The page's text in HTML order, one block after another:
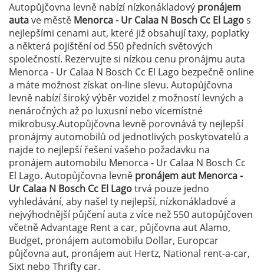
Autopůjčovna levně nabízí nízkonákladový pronájem
autave městě Menorca - Ur Calaa N Bosch Cc El Lagos
nejlepšími cenami aut, které již obsahují taxy, poplatky
a některá pojištění od 550 předních světových
společností. Rezervujte si nízkou cenu pronájmu auta
Menorca - Ur Calaa N Bosch Cc El Lago bezpečně online
a máte možnost získat on-line slevu. Autopůjčovna
levně nabízí široký výběr vozidel z možností levných a
nenáročných až po luxusní nebo vícemístné
mikrobusy.Autopůjčovna levně porovnává ty nejlepší
pronájmy automobilů od jednotlivých poskytovatelů a
najde to nejlepší řešení vašeho požadavku na
pronájem automobilu Menorca - Ur Calaa N Bosch Cc
El Lago. Autopůjčovna levně pronájem aut Menorca -
Ur Calaa N Bosch Cc El Lagotrvá pouze jedno
vyhledávání, aby našel ty nejlepší, nízkonákladové a
nejvýhodnější půjčení auta z více než 550 autopůjčoven
včetně Advantage Rent a car, půjčovna aut Alamo,
Budget, pronájem automobilu Dollar, Europcar
půjčovna aut, pronájem aut Hertz, National rent-a-car,
Sixt nebo Thrifty car.